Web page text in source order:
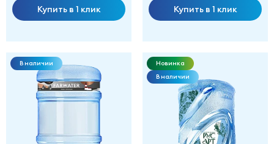
Купить в 1 клик Купить в 1 клик
В наличии
Новинка
В наличии